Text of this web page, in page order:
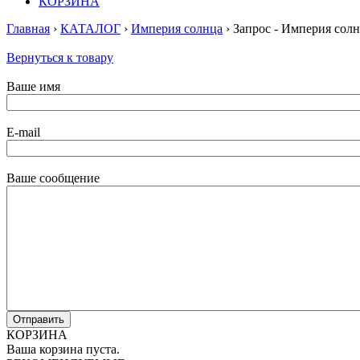
Главная › КАТАЛОГ › Империя солнца › Запрос - Империя
Вернуться к товару
Ваше имя
E-mail
Ваше сообщение
КОРЗИНА
Ваша корзина пуста.